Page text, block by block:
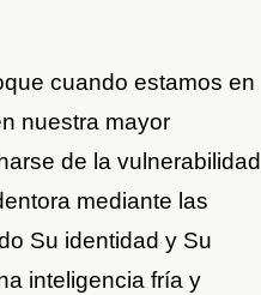
cuando estamos en
nuestra mayor
de la vulnerabilidad
mediante las
Su identidad y Su
inteligencia fría y